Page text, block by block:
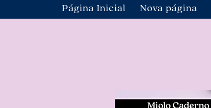
Página Inicial Nova página